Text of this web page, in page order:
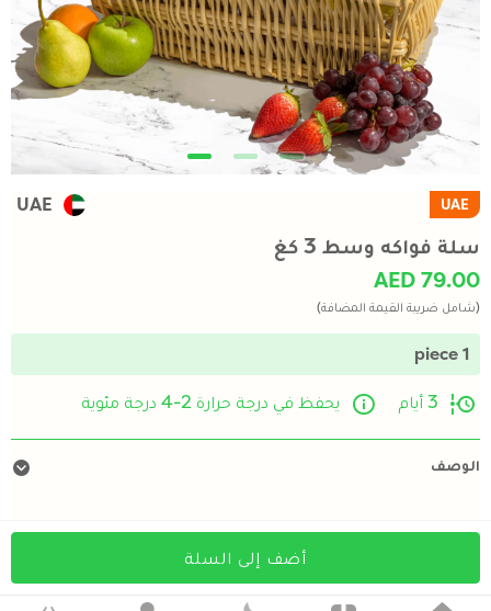
UAE
UAE
سلة فواكه وسط 3 كغ
AED 79.00
(شامل ضريبة القيمة المضافة)
1 piece
3 أيام يحفظ في درجة حرارة 2-4 درجة مئوية
الوصف
أضف إلى السلة